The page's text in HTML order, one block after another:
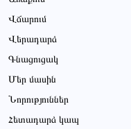
Վճարում
Վերադարձ
Գնացուցակ
Մեր մասին
Նորություններ
Հետադարձ կապ